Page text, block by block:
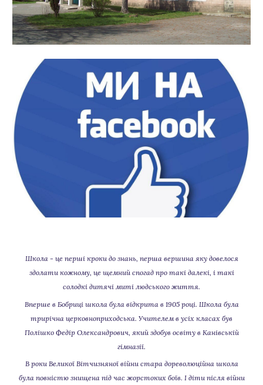
Школа - це перші кроки до знань, перша вершина яку довелося
здолати кожному, це щемний спогад про такі далекі, і такі
солодкі дитячі миті людського життя.
Вперше в Бобриці школа була відкрита в 1905 році. Школа була
трирічна церковноприходська. Учителем в усіх класах був
Полішко Федір Олександрович, який здобув освіту в Канівській
гімназії.
В роки Великої Вітчизняної війни стара дореволюційна школа
була повністю знищена під час жорстоких боїв. І діти після війни